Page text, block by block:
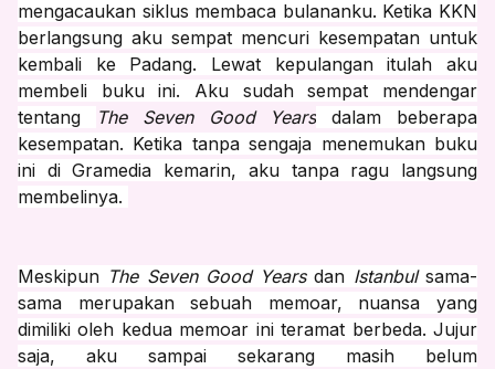
mengacaukan siklus membaca bulananku. Ketika KKN
berlangsung aku sempat mencuri kesempatan untuk
kembali ke Padang. Lewat kepulangan itulah aku
membeli buku ini. Aku sudah sempat mendengar
tentang
The Seven Good Years dalam beberapa
kesempatan. Ketika tanpa sengaja menemukan buku
ini di Gramedia kemarin, aku tanpa ragu langsung
membelinya.
Meskipun The Seven Good Yearsdan Istanbulsama-
sama merupakan sebuah memoar, nuansa yang
dimiliki oleh kedua memoar ini teramat berbeda. Jujur
saja, aku sampai sekarang masih belum